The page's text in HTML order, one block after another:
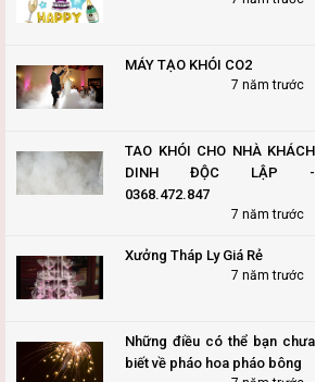
MÁY TẠO KHÓI CO2
7 năm trước
TAO KHÓI CHO NHÀ KHÁCH
DINH ĐỘC LẬP -
0368.472.847
7 năm trước
Xưởng Tháp Ly Giá Rẻ
7 năm trước
Những điều có thể bạn chưa
biết về pháo hoa pháo bông